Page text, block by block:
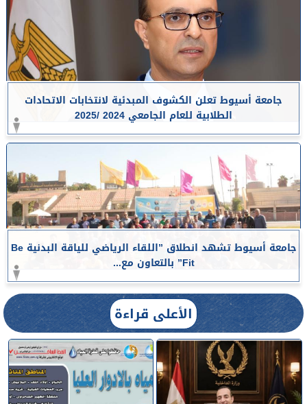
جامعة أسيوط تعلن الكشوف المبدئية لانتخابات الاتحادات
الطلابية للعام الجامعي 2024 /2025
جامعة أسيوط تشهد انطلاق ”اللقاء الرياضي للياقة البدنية Be
Fit” بالتعاون مع...
الأعلى قراءة